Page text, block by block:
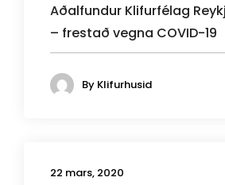
Aðalfundur Klifurfélag
– frestað vegna COVID-19
By Klifurhusid
22 mars, 2020